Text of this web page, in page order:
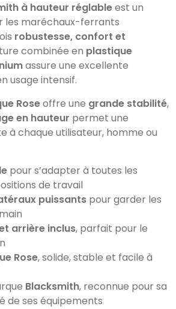
à hauteur réglableest un
les maréchaux-ferrants
robustesse, confort et
combinée en plastique
assure une excellente
usage intensif.
Roseoffre une grande stabilité,
en hauteur permet une
à chaque utilisateur, homme ou
pour s’adapter à toutes les
de travail
puissants pour garder les
arrière inclus, parfait pour le
Rose, solide, stable et facile à
Blacksmith, reconnue pour sa
de ses équipements